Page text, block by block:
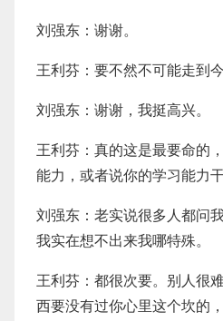
刘强东：谢谢。
王利芬：要不然不可能走到今
刘强东：谢谢，我挺高兴。
王利芬：真的这是最要命的
能力，或者说你的学习能力
刘强东：老实说很多人都问
我实在想不出来我哪特殊。
王利芬：都很次要。别人很
西要没有过你心里这个坎的